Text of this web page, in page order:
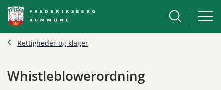
Rettigheder og klager
Whistleblowerordning